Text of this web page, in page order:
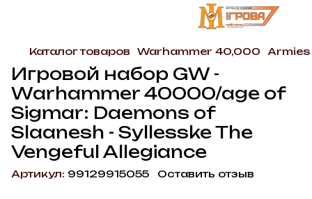
Каталог товаров Warhammer 40,000
Игровой набор GW -
Warhammer 40000/age of
Sigmar: Daemons of
Slaanesh - Syllesske The
Vengeful Allegiance
Артикул: 99129915055 Оставить отзыв